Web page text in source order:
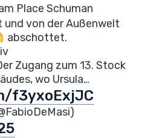
Place Schuman
von der Außenwelt
abschottet.
Zugang zum 13. Stock
wo Ursula…
f3yxoExjJC